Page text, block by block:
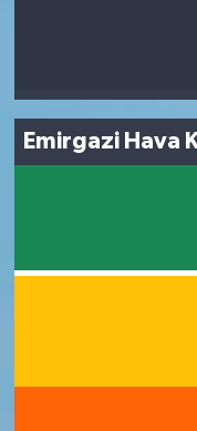
Emirgazi Hava